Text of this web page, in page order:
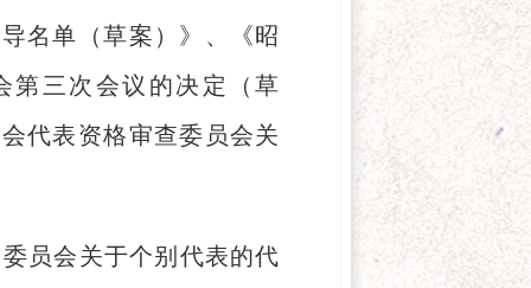
名单（草案）》、《昭
第三次会议的决定（草
代表资格审查委员会关
员会关于个别代表的代